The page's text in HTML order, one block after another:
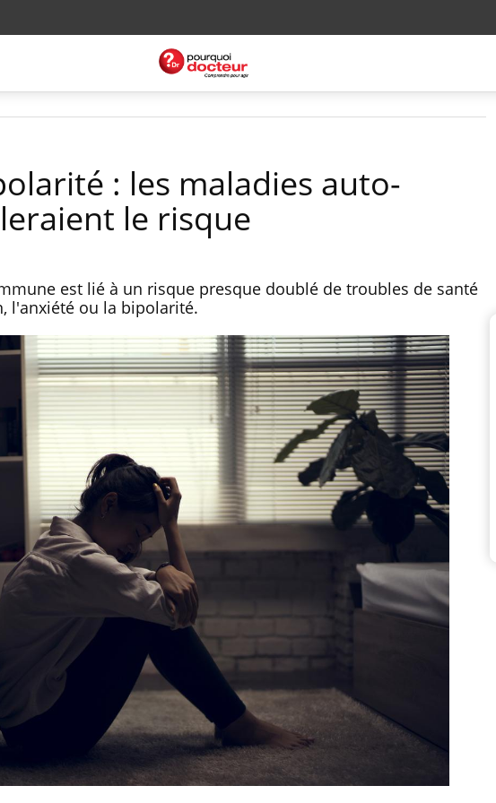
: les maladies auto-
le risque
est lié à un risque presque doublé de troubles de santé
l'anxiété ou la bipolarité.
Fortes chaleurs :
pourquoi le risque de
noyade grimpe-t-il ?
Le Viagra pourrait-il
freiner la propagation du
cancer ?
Pourquoi manger moins
de protéines pourrait
finalement être bénéfique
Grossesse et chaleur : ce
que dit la science
Le smartphone nuit-il à
l'apprentissage de la
lecture ?